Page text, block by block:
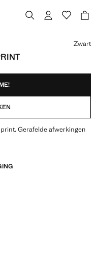
]
Zwart
Gerafelde afwerkingen